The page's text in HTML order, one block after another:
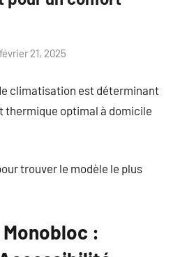
février 21, 2025
climatisation est déterminant
thermique optimal à domicile
trouver le modèle le plus
: